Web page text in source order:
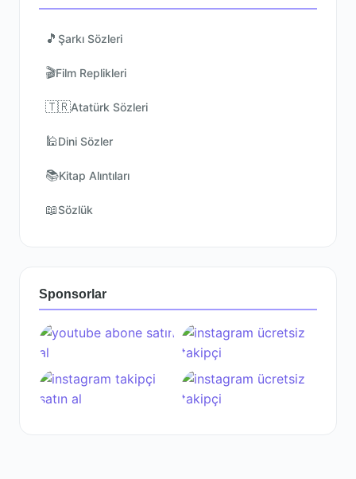
🎵 Şarkı Sözleri
🎬Film Replikleri
🇹🇷Atatürk Sözleri
🕌Dini Sözler
📚Kitap Alıntıları
📖Sözlük
Sponsorlar